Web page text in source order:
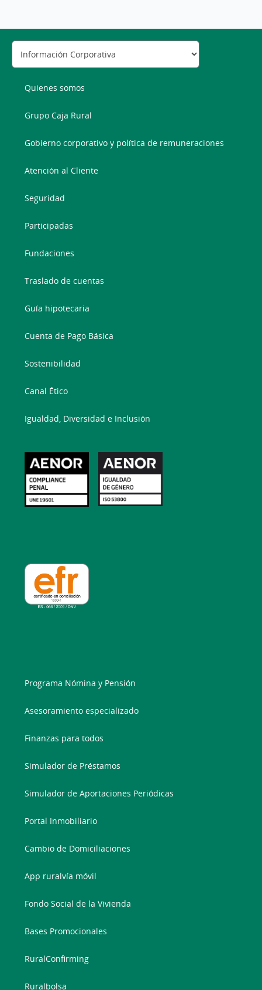
Quienes somos
Grupo Caja Rural
Gobierno corporativo y política de remuneraciones
Atención al Cliente
Seguridad
Participadas
Fundaciones
Traslado de cuentas
Guía hipotecaria
Cuenta de Pago Básica
Sostenibilidad
Canal Ético
Igualdad, Diversidad e Inclusión
Programa Nómina y Pensión
Asesoramiento especializado
Finanzas para todos
Simulador de Préstamos
Simulador de Aportaciones Periódicas
Portal Inmobiliario
Cambio de Domiciliaciones
App ruralvía móvil
Fondo Social de la Vivienda
Bases Promocionales
RuralConfirming
Ruralbolsa